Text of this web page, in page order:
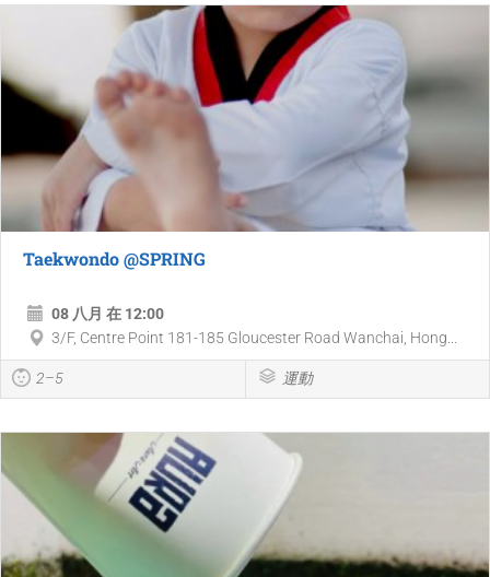
Taekwondo @SPRING
08 八月 在 12:00
3/F, Centre Point 181-185 Gloucester Road Wanchai, Hong...
2–5 運動